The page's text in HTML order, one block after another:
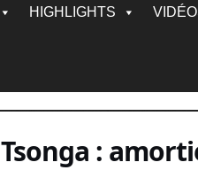
HIGHLIGHTS
Tsonga :